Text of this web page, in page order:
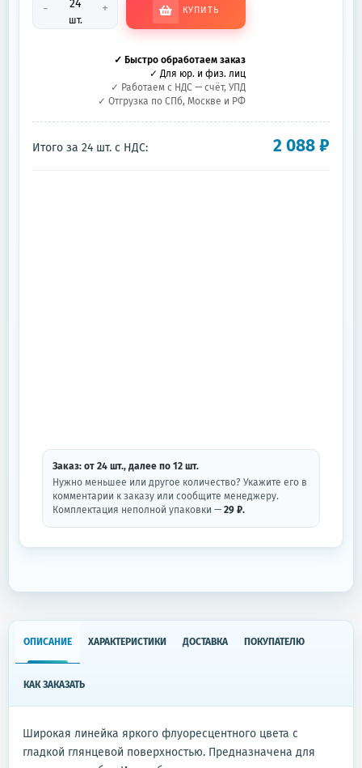
-
шт.
+ КУПИТЬ
✓ Быстро обработаем заказ
✓ Для юр. и физ. лиц
✓ Работаем с НДС — счёт, УПД
✓ Отгрузка по СПб, Москве и РФ
Итого за 24 шт. с НДС: 2 088₽
Заказ: от 24 шт., далее по 12 шт.
Нужно меньшее или другое количество? Укажите его в
комментарии к заказу или сообщите менеджеру.
Комплектация неполной упаковки — 29 ₽.
ОПИСАНИЕ ХАРАКТЕРИСТИКИ ДОСТАВКА ПОКУПАТЕЛЮ
КАК ЗАКАЗАТЬ
Широкая линейка яркого флуоресцентного цвета с
гладкой глянцевой поверхностью. Предназначена для